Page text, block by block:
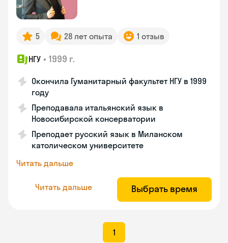
5 28 лет опыта 1 отзыв
НГУ • 1999 г.
Окончила Гуманитарный факультет НГУ в 1999
году
Преподавала итальянский язык в
Новосибирской консерватории
Преподает русский язык в Миланском
католическом университете
Читать дальше
Читать дальше Выбрать время
1